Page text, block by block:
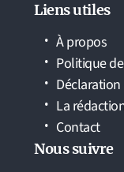
Liens utiles
À propos
Politique
Déclaration
La
Contact
Nous suivre